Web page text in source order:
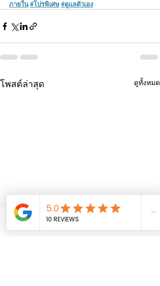
ภายใน #โปรพิเศษ #ดูแลตัวเอง
โพสต์ล่าสุด ดูทั้งหมด